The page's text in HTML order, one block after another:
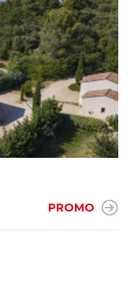
PROMO